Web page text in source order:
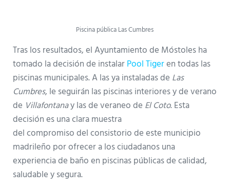
Piscina pública Las Cumbres
Tras los resultados, el Ayuntamiento de Móstoles ha
tomado la decisión de instalarPool Tigeren todas las
piscinas municipales. A las ya instaladas de Las
Cumbres, le seguirán las piscinas interiores y de verano
de Villafontanay las de veraneo de El Coto. Esta
decisión es una clara muestra
del compromiso del consistorio de este municipio
madrileño por ofrecer a los ciudadanos una
experiencia de baño en piscinas públicas de calidad,
saludable y segura.